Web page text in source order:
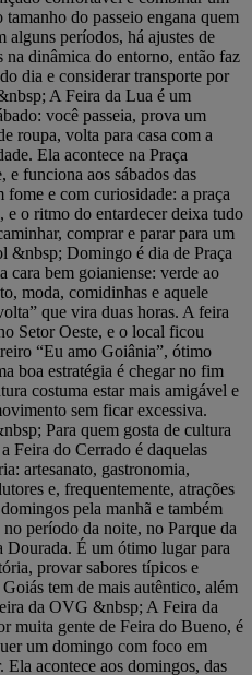
do passeio engana quem
períodos, há ajustes de
na dinâmica do entorno, então faz
dia e considerar transporte por
A Feira da Lua é um
você passeia, prova um
roupa, volta para casa com a
Ela acontece na Praça
e funciona aos sábados das
fome e com curiosidade: a praça
e o ritmo do entardecer deixa tudo
comprar e parar para um
&nbsp; Domingo é dia de Praça
cara bem goianiense: verde ao
moda, comidinhas e aquele
que vira duas horas. A feira
Setor Oeste, e o local ficou
“Eu amo Goiânia”, ótimo
boa estratégia é chegar no fim
costuma estar mais amigável e
sem ficar excessiva.
Para quem gosta de cultura
Feira do Cerrado é daquelas
artesanato, gastronomia,
e, frequentemente, atrações
pela manhã e também
período da noite, no Parque da
Dourada. É um ótimo lugar para
provar sabores típicos e
tem de mais autêntico, além
da OVG &nbsp; A Feira da
muita gente de Feira do Bueno, é
um domingo com foco em
acontece aos domingos, das